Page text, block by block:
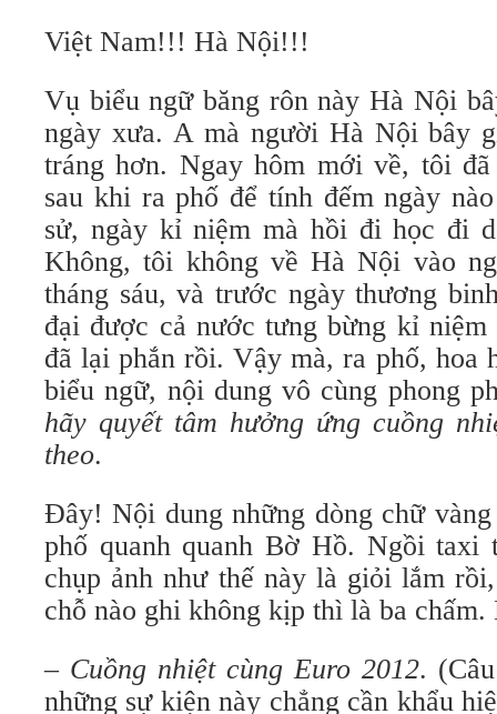
Việt Nam!!! Hà Nội!!!
Vụ biểu ngữ băng rôn này Hà Nội
ngày xưa. A mà người Hà Nội bây
tráng hơn. Ngay hôm mới về, tôi
sau khi ra phố để tính đếm ngày
sử, ngày kỉ niệm mà hồi đi học đi
Không, tôi không về Hà Nội vào
tháng sáu, và trước ngày thương
đại được cả nước tưng bừng kỉ
đã lại phắn rồi. Vậy mà, ra phố, hoa
biểu ngữ, nội dung vô cùng phong
hãy quyết tâm hưởng ứng cuồng
theo.
Đây! Nội dung những dòng chữ
phố quanh quanh Bờ Hồ. Ngồi taxi
chụp ảnh như thế này là giỏi lắm
chỗ nào ghi không kịp thì là ba chấm.
– Cuồng nhiệt cùng Euro 2012.
những sự kiện này chẳng cần khẩu